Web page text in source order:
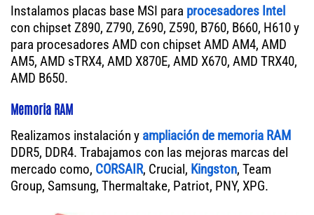
Instalamos placas base MSI para procesadores Intel
con chipset Z890, Z790, Z690, Z590, B760, B660, H610 y
para procesadores AMD con chipset AMD AM4, AMD
AM5, AMD sTRX4, AMD X870E, AMD X670, AMD TRX40,
AMD B650.
Memoria RAM
Realizamos instalación y ampliación de memoria RAM
DDR5, DDR4. Trabajamos con las mejoras marcas del
mercado como, CORSAIR, Crucial, Kingston, Team
Group, Samsung, Thermaltake, Patriot, PNY, XPG.